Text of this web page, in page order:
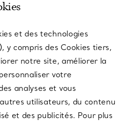
et des technologies
y compris des Cookies tiers,
notre site, améliorer la
votre
analyses et vous
utilisateurs, du contenu
et des publicités. Pour plus